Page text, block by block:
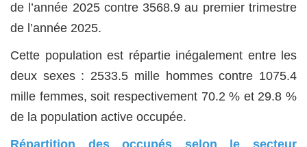
de l’année 2025 contre 3568.9 au premier trimestre
de l’année 2025.
Cette population est répartie inégalement entre les
deux sexes : 2533.5 mille hommes contre 1075.4
mille femmes, soit respectivement 70.2 % et 29.8 %
de la population active occupée.